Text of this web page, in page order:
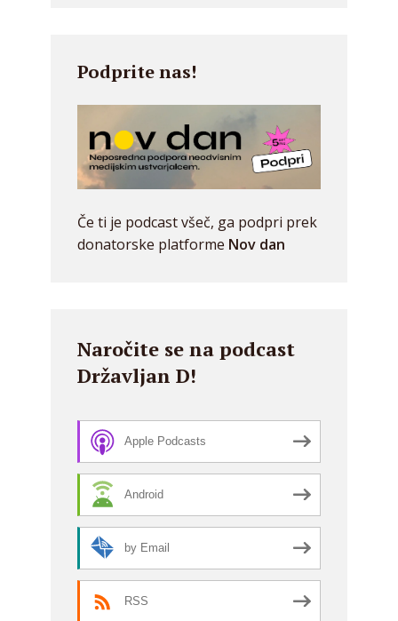
Podprite nas!
Če ti je podcast všeč, ga podpri prek
donatorske platforme Nov dan
Naročite se na podcast
Državljan D!
Apple Podcasts
Android
by Email
RSS